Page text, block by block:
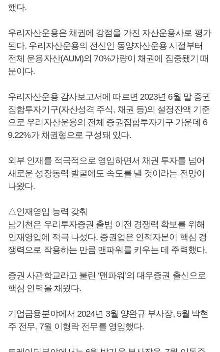
했다.
우리자산운용은 채권에 강점을 가진 자산운용사로 평가
된다. 우리자산운용의 전신인 동양자산운용 시절부터
전체 운용자산(AUM)의 70%가량이 채권에 집중됐기 때
문이다.
우리자산운용 감사보고서에 따르면 2023년 6월 말 증권
집합투자기구(자산성격 주식, 채권 등)의 설정잔액 기준
으로 우리자산운용의 전체 증권집합투자기구 가운데 6
9.22%가 채권형으로 구성돼 있다.
외부 인재를 적극적으로 영입하면서 채권 투자를 넘어
새로운 성장동력 발굴에도 속도를 낼 것이라는 전망이
나왔다.
△인재영입 능력 갖춰
남기천은 우리투자증권 출범 이전 경쟁력 확보를 위해
인재영입에 적극 나섰다. 증권업은 인적자본이 핵심 경
쟁력으로 작용하는 만큼 맨파워를 키우는 데 주력했다.
증권 사관학교라고 불린 ‘맨파워’의 대우증권 출신으로
핵심 인력을 채웠다.
기업금융분야에서 2024년 3월 양완규 부사장, 5월 박현
주 전무, 7월 이형락 전무를 영입했다.